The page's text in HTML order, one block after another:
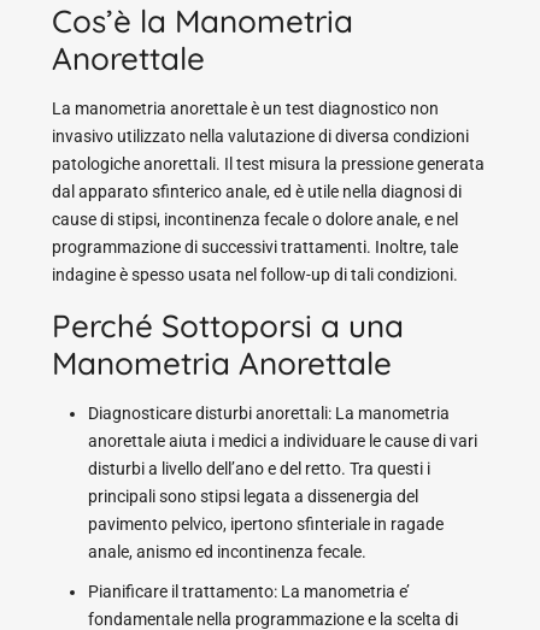
Cos’è la Manometria
Anorettale
La manometria anorettale è un test diagnostico non
invasivo utilizzato nella valutazione di diversa condizioni
patologiche anorettali. Il test misura la pressione generata
dal apparato sfinterico anale, ed è utile nella diagnosi di
cause di stipsi, incontinenza fecale o dolore anale, e nel
programmazione di successivi trattamenti. Inoltre, tale
indagine è spesso usata nel follow-up di tali condizioni.
Perché Sottoporsi a una
Manometria Anorettale
Diagnosticare disturbi anorettali: La manometria
anorettale aiuta i medici a individuare le cause di vari
disturbi a livello dell’ano e del retto. Tra questi i
principali sono stipsi legata a dissenergia del
pavimento pelvico, ipertono sfinteriale in ragade
anale, anismo ed incontinenza fecale.
Pianificare il trattamento: La manometria e’
fondamentale nella programmazione e la scelta di